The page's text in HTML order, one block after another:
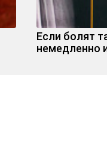
Если болят
немедленно